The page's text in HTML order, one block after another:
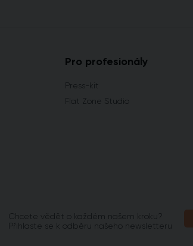
Pro profesionály
Press-kit
Flat Zone Studio
Chcete vědět o každém našem kroku?
Přihlaste se k odběru našeho newsletteru